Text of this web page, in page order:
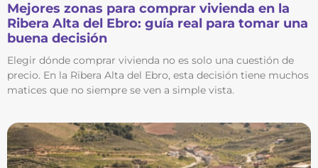
Mejores zonas para comprar vivienda en la
Ribera Alta del Ebro: guía real para tomar una
buena decisión
Elegir dónde comprar vivienda no es solo una cuestión de
precio. En la Ribera Alta del Ebro, esta decisión tiene muchos
matices que no siempre se ven a simple vista.